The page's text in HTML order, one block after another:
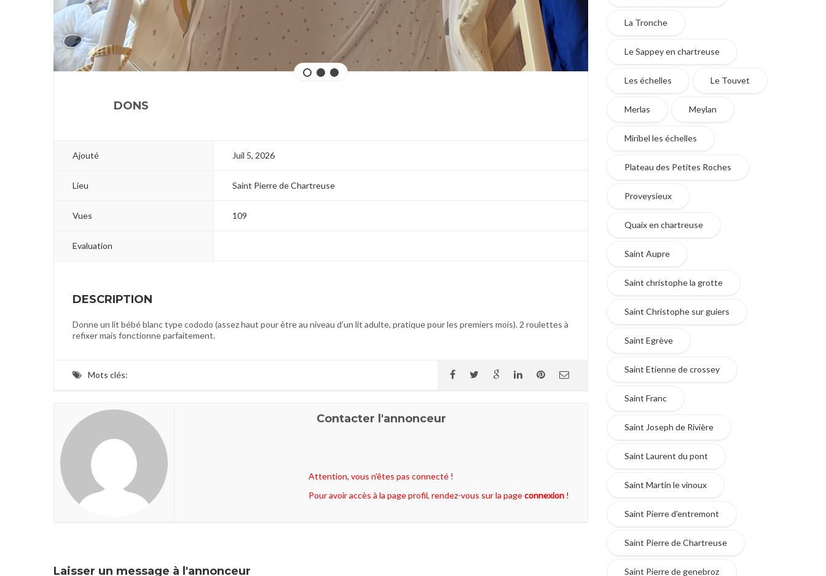
DONS
Ajouté Juil 5, 2026
Lieu Saint Pierre de Chartreuse
Vues 109
Evaluation
DESCRIPTION
Donne un lit bébé blanc type cododo (assez haut pour être au niveau d’un lit adulte, pratique pour les premiers mois). 2 roulettes à
refixer mais fonctionne parfaitement.
Mots clés:
Contacter l'annonceur
Attention, vous n'êtes pas connecté !
Pour avoir accès à la page profil, rendez-vous sur la pageconnexion !
Laisser un message à l'annonceur
La Tronche
Le Sappey en chartreuse
Les échelles Le Touvet
Merlas Meylan
Miribel les échelles
Plateau des Petites Roches
Proveysieux
Quaix en chartreuse
Saint Aupre
Saint christophe la grotte
Saint Christophe sur guiers
Saint Egrève
Saint Etienne de crossey
Saint Franc
Saint Joseph de Rivière
Saint Laurent du pont
Saint Martin le vinoux
Saint Pierre d'entremont
Saint Pierre de Chartreuse
Saint Pierre de genebroz